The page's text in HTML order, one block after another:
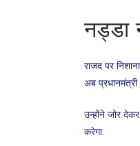
नड्डा
राजद पर
अब
उन्होंने जोर
करेगा.